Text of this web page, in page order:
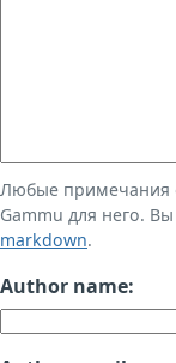
Любые примечания
Gammu для него.
markdown.
Author name: